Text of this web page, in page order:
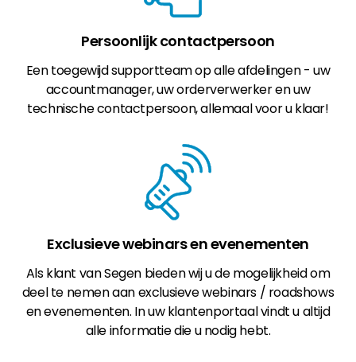
Persoonlijk contactpersoon
Een toegewijd supportteam op alle afdelingen - uw
accountmanager, uw orderverwerker en uw
technische contactpersoon, allemaal voor u klaar!
Exclusieve webinars en evenementen
Als klant van Segen bieden wij u de mogelijkheid om
deel te nemen aan exclusieve webinars / roadshows
en evenementen. In uw klantenportaal vindt u altijd
alle informatie die u nodig hebt.